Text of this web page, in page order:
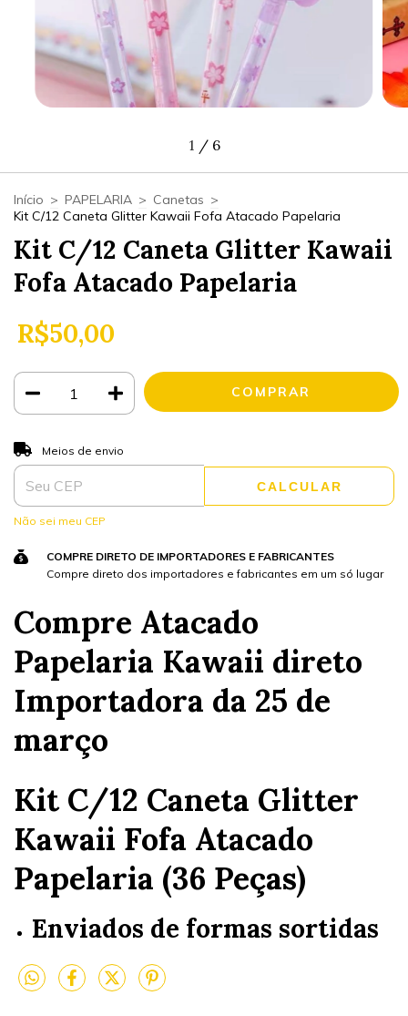
1 / 6
Início > PAPELARIA > Canetas >
Kit C/12 Caneta Glitter Kawaii Fofa Atacado Papelaria
Kit C/12 Caneta Glitter Kawaii
Fofa Atacado Papelaria
R$50,00
Entregas para o CEP:
Meios de envio
CALCULAR
Não sei meu CEP
COMPRE DIRETO DE IMPORTADORES E FABRICANTES
Compre direto dos importadores e fabricantes em um só lugar
Compre Atacado
Papelaria Kawaii direto
Importadora da 25 de
março
Kit C/12 Caneta Glitter
Kawaii Fofa Atacado
Papelaria (36 Peças)
Enviados de formas sortidas